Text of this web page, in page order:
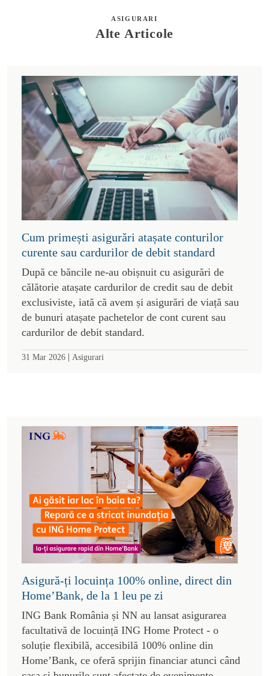
ASIGURARI
Alte Articole
Cum primești asigurări atașate conturilor
curente sau cardurilor de debit standard
După ce băncile ne-au obișnuit cu asigurări de
călătorie atașate cardurilor de credit sau de debit
exclusiviste, iată că avem și asigurări de viață sau
de bunuri atașate pachetelor de cont curent sau
cardurilor de debit standard.
31 Mar 2026 | Asigurari
Asigură-ți locuința 100% online, direct din
Home’Bank, de la 1 leu pe zi
ING Bank România și NN au lansat asigurarea
facultativă de locuință ING Home Protect - o
soluție flexibilă, accesibilă 100% online din
Home’Bank, ce oferă sprijin financiar atunci când